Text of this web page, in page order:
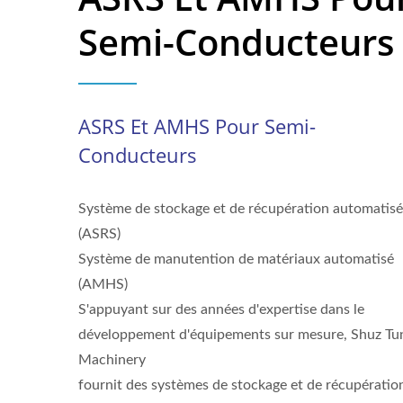
Semi-Conducteurs
ASRS Et AMHS Pour Semi-
Conducteurs
Système de stockage et de récupération automatisé
(ASRS)
Système de manutention de matériaux automatisé
(AMHS)
S'appuyant sur des années d'expertise dans le
développement d'équipements sur mesure, Shuz
Machinery
fournit des systèmes de stockage et de